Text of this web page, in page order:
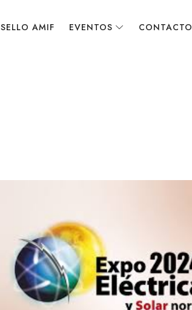
SELLO AMIF EVENTOS CONTACTO